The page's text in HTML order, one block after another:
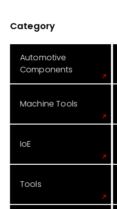
Category
Automotive
Components
Machine Tools
IoE
Tools